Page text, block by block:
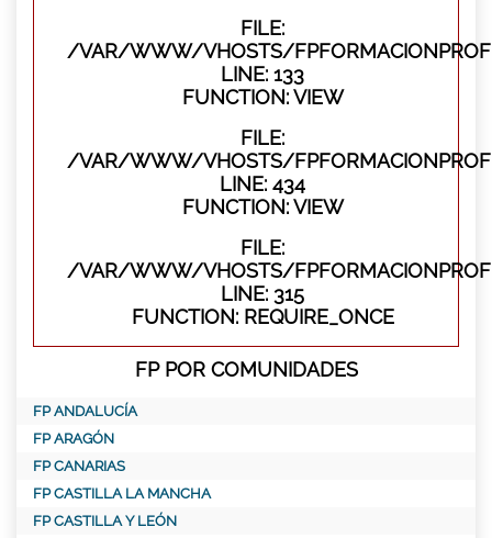
FILE:
/VAR/WWW/VHOSTS/
LINE: 133
FUNCTION: VIEW
FILE:
/VAR/WWW/VHOSTS/
LINE: 434
FUNCTION: VIEW
FILE:
/VAR/WWW/VHOSTS/
LINE: 315
FUNCTION: REQUIRE_ONCE
FP POR COMUNIDADES
FP ANDALUCÍA
FP ARAGÓN
FP CANARIAS
FP CASTILLA LA MANCHA
FP CASTILLA Y LEÓN